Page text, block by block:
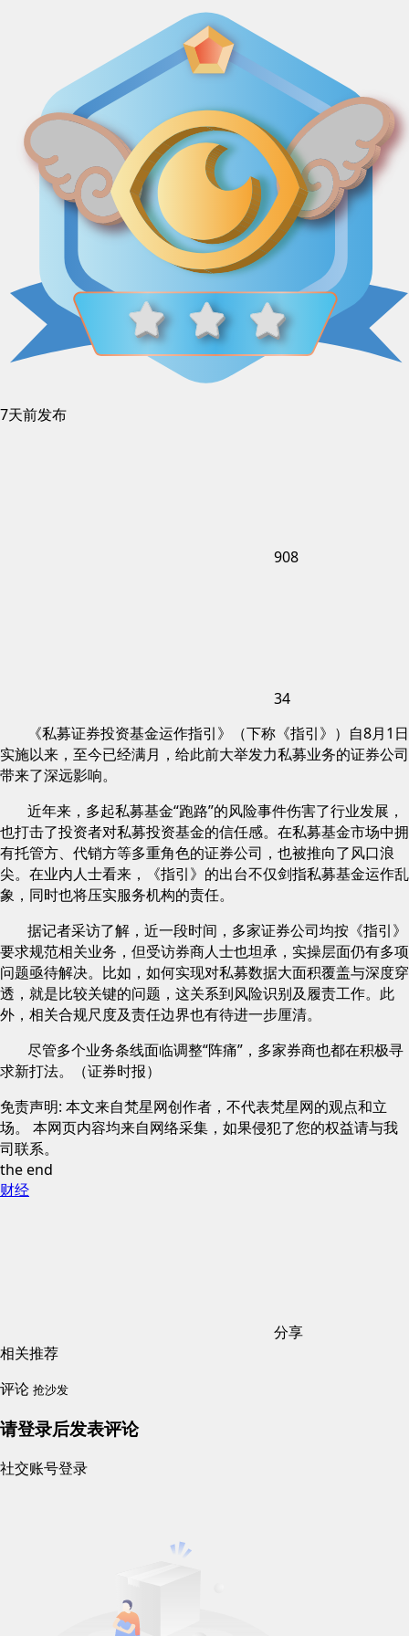
7天前发布
908
34
《私募证券投资基金运作指引》（下称《指引》）自8月1日
实施以来，至今已经满月，给此前大举发力私募业务的证券公司
带来了深远影响。
近年来，多起私募基金“跑路”的风险事件伤害了行业发展，
也打击了投资者对私募投资基金的信任感。在私募基金市场中拥
有托管方、代销方等多重角色的证券公司，也被推向了风口浪
尖。在业内人士看来，《指引》的出台不仅剑指私募基金运作乱
象，同时也将压实服务机构的责任。
据记者采访了解，近一段时间，多家证券公司均按《指引》
要求规范相关业务，但受访券商人士也坦承，实操层面仍有多项
问题亟待解决。比如，如何实现对私募数据大面积覆盖与深度穿
透，就是比较关键的问题，这关系到风险识别及履责工作。此
外，相关合规尺度及责任边界也有待进一步厘清。
尽管多个业务条线面临调整“阵痛”，多家券商也都在积极寻
求新打法。（证券时报）
免责声明: 本文来自梵星网创作者，不代表梵星网的观点和立
场。 本网页内容均来自网络采集，如果侵犯了您的权益请与我
司联系。
the end
财经
分享
相关推荐
评论 抢沙发
请登录后发表评论
社交账号登录